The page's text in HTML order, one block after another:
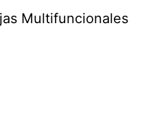
Multifuncionales